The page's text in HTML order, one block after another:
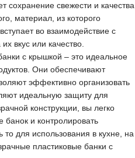
сохранение свежести и качества
материал, из которого
во взаимодействие с
вкус или качество.
с крышкой – это идеальное
Они обеспечивают
эффективно организовать
идеальную защиту для
конструкции, вы легко
и контролировать
то для использования в кухне, на
пластиковые банки с